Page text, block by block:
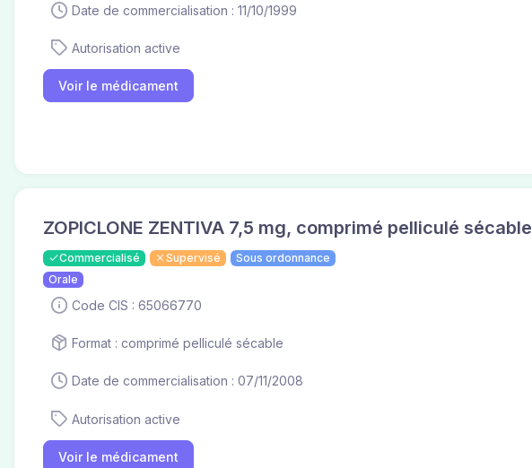
Date de commercialisation : 11/10/1999
Autorisation active
Voir le médicament
ZOPICLONE ZENTIVA 7,5 mg, comprimé pelliculé sécable
Commercialisé Supervisé
Sous ordonnance
Orale
Code CIS : 65066770
Format : comprimé pelliculé sécable
Date de commercialisation : 07/11/2008
Autorisation active
Voir le médicament